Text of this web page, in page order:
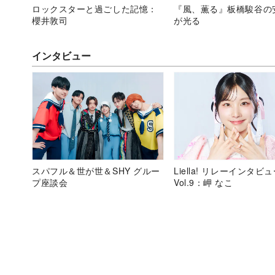
ロックスターと過ごした記憶：
櫻井敦司
『風、薫る』板橋駿谷
が光る
インタビュー
スパフル＆世が世＆SHY グルー
プ座談会
Liella! リレーインタビ
Vol.9：岬 なこ